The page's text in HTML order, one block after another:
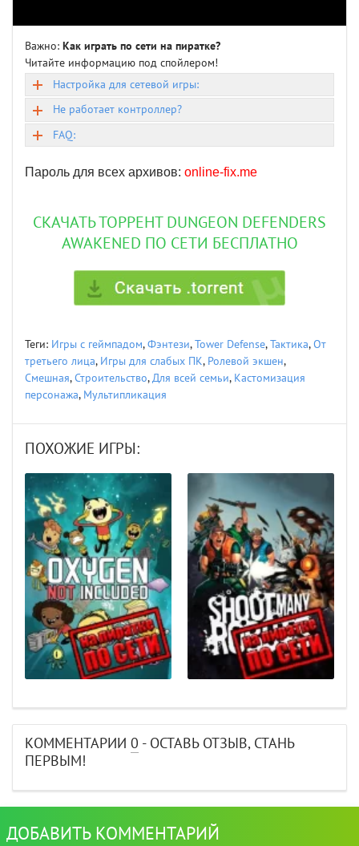
Важно: Как играть по сети на пиратке?
Читайте информацию под спойлером!
Настройка для сетевой игры:
Не работает контроллер?
FAQ:
Пароль для всех архивов: online-fix.me
СКАЧАТЬ ТОРРЕНТ DUNGEON DEFENDERS
AWAKENED ПО СЕТИ БЕСПЛАТНО
Теги: Игры с геймпадом,Фэнтези,Tower Defense,Тактика,От
третьего лица, Игры для слабых ПК, Ролевой экшен,
Смешная,Строительство,Для всей семьи, Кастомизация
персонажа, Мультипликация
ПОХОЖИЕ ИГРЫ:
КОММЕНТАРИИ 0 - ОСТАВЬ ОТЗЫВ, СТАНЬ
ПЕРВЫМ!
ДОБАВИТЬ КОММЕНТАРИЙ